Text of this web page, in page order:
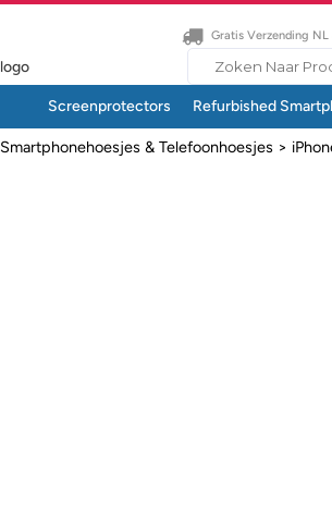
Gratis Verzending NL
Search
Screenprotectors
Refurbished
Smartphonehoesjes & Telefoonhoesjes >